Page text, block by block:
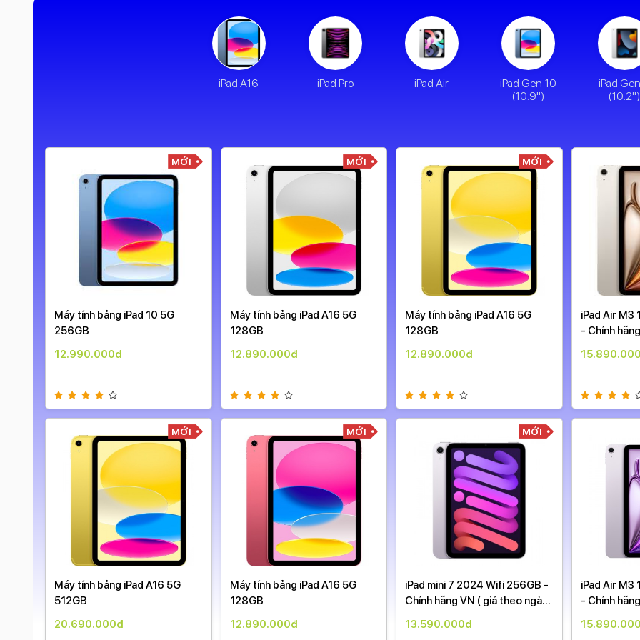
iPad A16 iPad Pro iPad Air
iPad Gen 10
(10.9")
iPad
(10.2")
MỚI
Máy tính bảng iPad 10 5G
256GB
12.990.000đ
MỚI
Máy tính bảng iPad A16 5G
512GB
20.690.000đ
MỚI
Máy tính bảng iPad A16 5G
128GB
12.890.000đ
MỚI
Máy tính bảng iPad A16 5G
128GB
12.890.000đ
MỚI
Máy tính bảng iPad A16 5G
128GB
12.890.000đ
MỚI
iPad mini 7 2024 Wifi 256GB -
Chính hãng VN ( giá theo ngày
13.590.000đ
iPad Air M3
- Chính
iPad Air M3
- Chính